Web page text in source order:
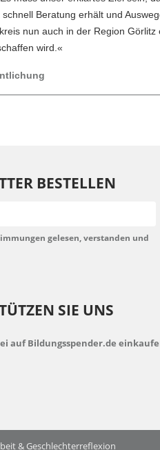
Beratung erhält und
nun auch in der Region
wird.«
BESTELLEN
gelesen, verstanden und
SIE UNS
auf Bildungsspender.de
& Geschlechterreflexion